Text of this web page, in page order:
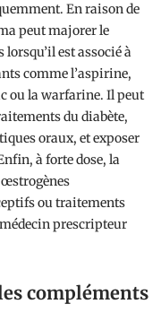
En raison de
peut majorer le
lorsqu’il est associé à
comme l’aspirine,
ou la warfarine. Il peut
du diabète,
oraux, et exposer
à forte dose, la
ou traitements
prescripteur
compléments